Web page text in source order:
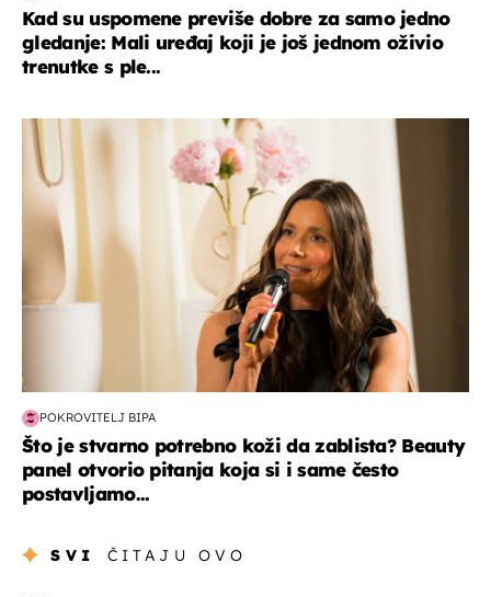
Kad su uspomene previše dobre za samo jedno
gledanje: Mali uređaj koji je još jednom oživio
trenutke s ple...
moda & ljepota
POKROVITELJ BIPA
Što je stvarno potrebno koži da zablista? Beauty
panel otvorio pitanja koja si i same često
postavljamo...
SVI ČITAJU OVO